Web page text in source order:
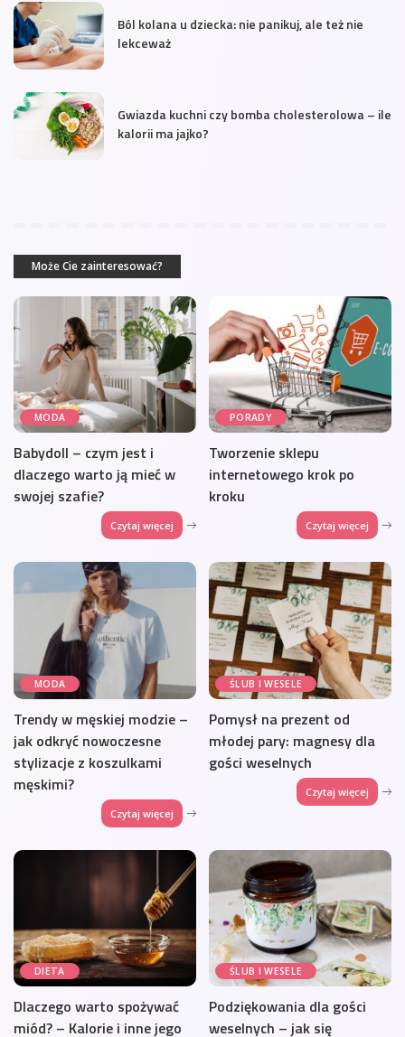
Ból kolana u dziecka: nie panikuj, ale też nie
lekceważ
Gwiazda kuchni czy bomba cholesterolowa – ile
kalorii ma jajko?
Może Cie zainteresować?
MODA
Babydoll – czym jest i
dlaczego warto ją mieć w
swojej szafie?
Czytaj więcej
PORADY
Tworzenie sklepu
internetowego krok po
kroku
Czytaj więcej
MODA
Trendy w męskiej modzie –
jak odkryć nowoczesne
stylizacje z koszulkami
męskimi?
Czytaj więcej
ŚLUB I WESELE
Pomysł na prezent od
młodej pary: magnesy dla
gości weselnych
Czytaj więcej
DIETA
Dlaczego warto spożywać
miód? – Kalorie i inne jego
ŚLUB I WESELE
Podziękowania dla gości
weselnych – jak się